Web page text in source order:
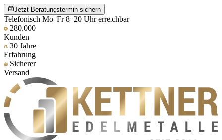
Jetzt Beratungstermin sichern
Telefonisch Mo–Fr 8–20 Uhr erreichbar
280.000
Kunden
30 Jahre
Erfahrung
Sicherer
Versand